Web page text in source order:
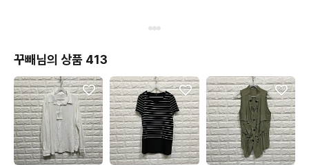
꾸빼님의 상품 413